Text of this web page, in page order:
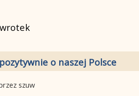
o naszej Polsce
szuw